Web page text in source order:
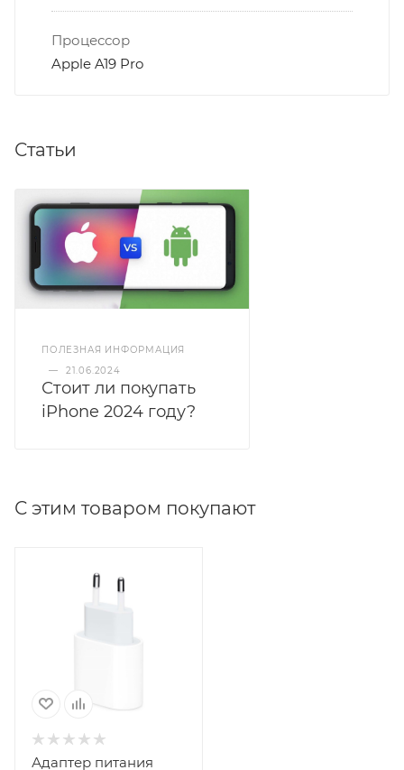
Процессор
Apple A19 Pro
Статьи
ПОЛЕЗНАЯ ИНФОРМАЦИЯ
—
21.06.2024
Стоит ли покупать
iPhone 2024 году?
С этим товаром покупают
Адаптер питания